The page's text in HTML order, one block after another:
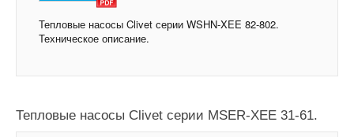
Тепловые насосы Clivet серии WSHN-XEE 82-802.
Техническое описание.
Тепловые насосы Clivet серии MSER-XEE 31-61.